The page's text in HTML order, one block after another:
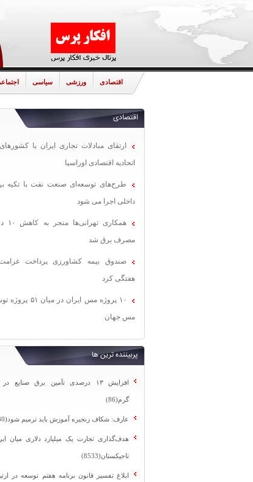
اقتصادی ورزشی سیاسی
اقتصادی
ارتقای مبادلات تجاری ایران با
اتحادیه اقتصادی اوراسیا
طرح‌های توسعه‌ای صنعت نفت با تکیه
داخلی اجرا می شود
مصرف برق شد
صندوق بیمه کشاورزی پرداخت
هفتگی کرد
۱۰ پروژه مس ایران در
مس جهان
پربیننده ترین ها
افزایش ۱۳ درصدی تأمین برق صنایع
گرم(86)
عارف: شکاف زنجیره آموزش باید ترمیم شود(8580)
هدف‌گذاری تجارت یک میلیارد دلاری میان
تاجیکستان(8533)
ابلاغ تفسیر قانون برنامه هفتم توسعه در